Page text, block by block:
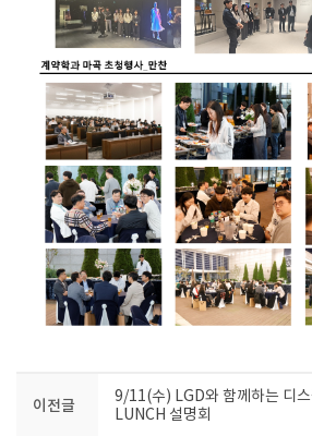
이전글
9/11(수) LGD와 함께하는 디
LUNCH 설명회